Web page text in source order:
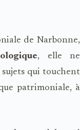
de Narbonne,
, elle ne
sujets qui touchent
patrimoniale, à